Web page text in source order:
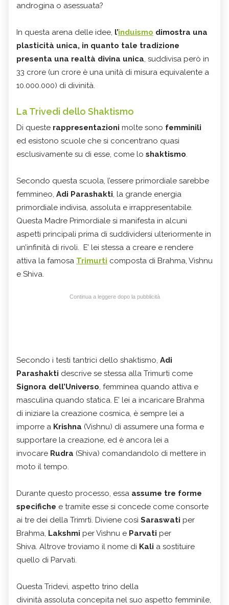
androgina o asessuata?
In questa arena delle idee, l’induismo dimostra una
plasticità unica, in quanto tale tradizione
presenta una realtà divina unica, suddivisa però in
33 crore (un crore è una unità di misura equivalente a
10.000.000) di divinità.
La Trivedi dello Shaktismo
Di queste rappresentazioni molte sono femminili
ed esistono scuole che si concentrano quasi
esclusivamente su di esse, come lo shaktismo.
Secondo questa scuola, l’essere primordiale sarebbe
femmineo, Adi Parashakti, la grande energia
primordiale indivisa, assoluta e irrappresentabile.
Questa Madre Primordiale si manifesta in alcuni
aspetti principali prima di suddividersi ulteriormente in
un’infinità di rivoli. E’ lei stessa a creare e rendere
attiva la famosa Trimurti composta di Brahma, Vishnu
e Shiva.
Continua a leggere dopo la pubblicità
Secondo i testi tantrici dello shaktismo, Adi
Parashakti descrive se stessa alla Trimurti come
Signora dell’Universo, femminea quando attiva e
masculina quando statica. E’ lei a incaricare Brahma
di iniziare la creazione cosmica, è sempre lei a
imporre a Krishna (Vishnu) di assumere una forma e
supportare la creazione, ed è ancora lei a
invocare Rudra (Shiva) comandandolo di mettere in
moto il tempo.
Durante questo processo, essa assume tre forme
specifiche e tramite esse si concede come consorte
ai tre dei della Trimrti. Diviene così Saraswati per
Brahma, Lakshmi per Vishnu e Parvati per
Shiva. Altrove troviamo il nome di Kali a sostituire
quello di Parvati.
Questa Tridevi, aspetto trino della
divinità assoluta concepita nel suo aspetto femminile,